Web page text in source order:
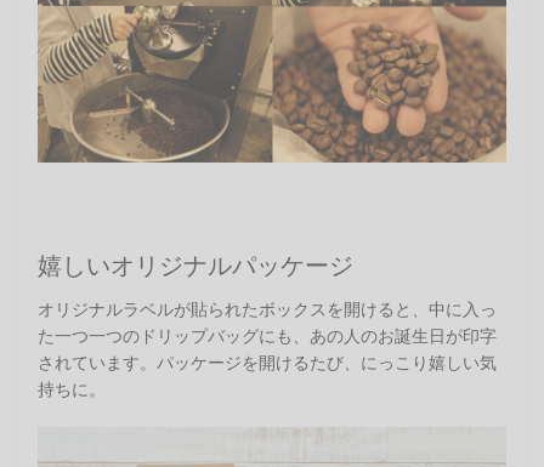
嬉しいオリジナルパッケージ
オリジナルラベルが貼られたボックスを開けると、中に入っ
た一つ一つのドリップバッグにも、あの人のお誕生日が印字
されています。パッケージを開けるたび、にっこり嬉しい気
持ちに。